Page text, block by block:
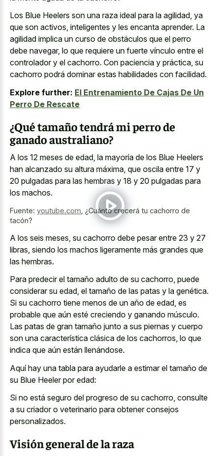
Los Blue Heelers son una raza ideal para la agilidad, ya
que son activos, inteligentes y les encanta aprender. La
agilidad implica un curso de obstáculos que el perro
debe navegar, lo que requiere un fuerte vínculo entre el
controlador y el cachorro. Con paciencia y práctica, su
cachorro podrá dominar estas habilidades con facilidad.
Explore further: El Entrenamiento De Cajas De Un
Perro De Rescate
¿Qué tamaño tendrá mi perro de
ganado australiano?
A los 12 meses de edad, la mayoría de los Blue Heelers
han alcanzado su altura máxima, que oscila entre 17 y
20 pulgadas para las hembras y 18 y 20 pulgadas para
los machos.
Fuente: youtube.com ¿Cuánto crecerá tu cachorro de
tacón?
A los seis meses, su cachorro debe pesar entre 23 y 27
libras, siendo los machos ligeramente más grandes que
las hembras.
Para predecir el tamaño adulto de su cachorro, puede
considerar su edad, el tamaño de las patas y la genética.
Si su cachorro tiene menos de un año de edad, es
probable que aún esté creciendo y ganando músculo.
Las patas de gran tamaño junto a sus piernas y cuerpo
son una característica clásica de los cachorros, lo que
indica que aún están llenándose.
Aquí hay una tabla para ayudarle a estimar el tamaño de
su Blue Heeler por edad:
Si no está seguro del progreso de su cachorro, consulte
a su criador o veterinario para obtener consejos
personalizados.
Visión general de la raza